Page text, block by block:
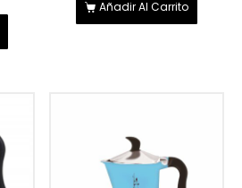
Añadir Al Carrito